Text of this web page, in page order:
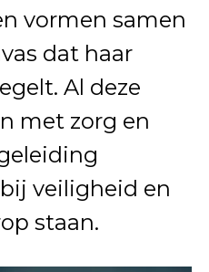
vormen samen
dat haar
Al deze
met zorg en
veiligheid en
staan.